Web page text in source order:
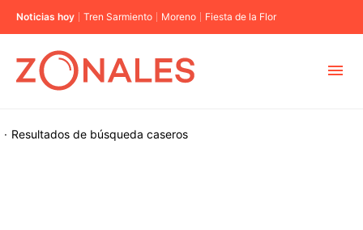
Noticias hoy Tren Sarmiento Moreno Fiesta de la Flor
Resultados de búsqueda
· caseros